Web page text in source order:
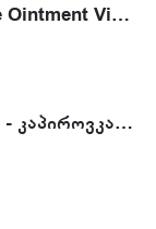
Microblading Aftercare Ointment Vitamin A&D
Tattoo Transfer Papper - კაპიროვკა - ტატუს ესკიზის კოპირების ქაღალდი